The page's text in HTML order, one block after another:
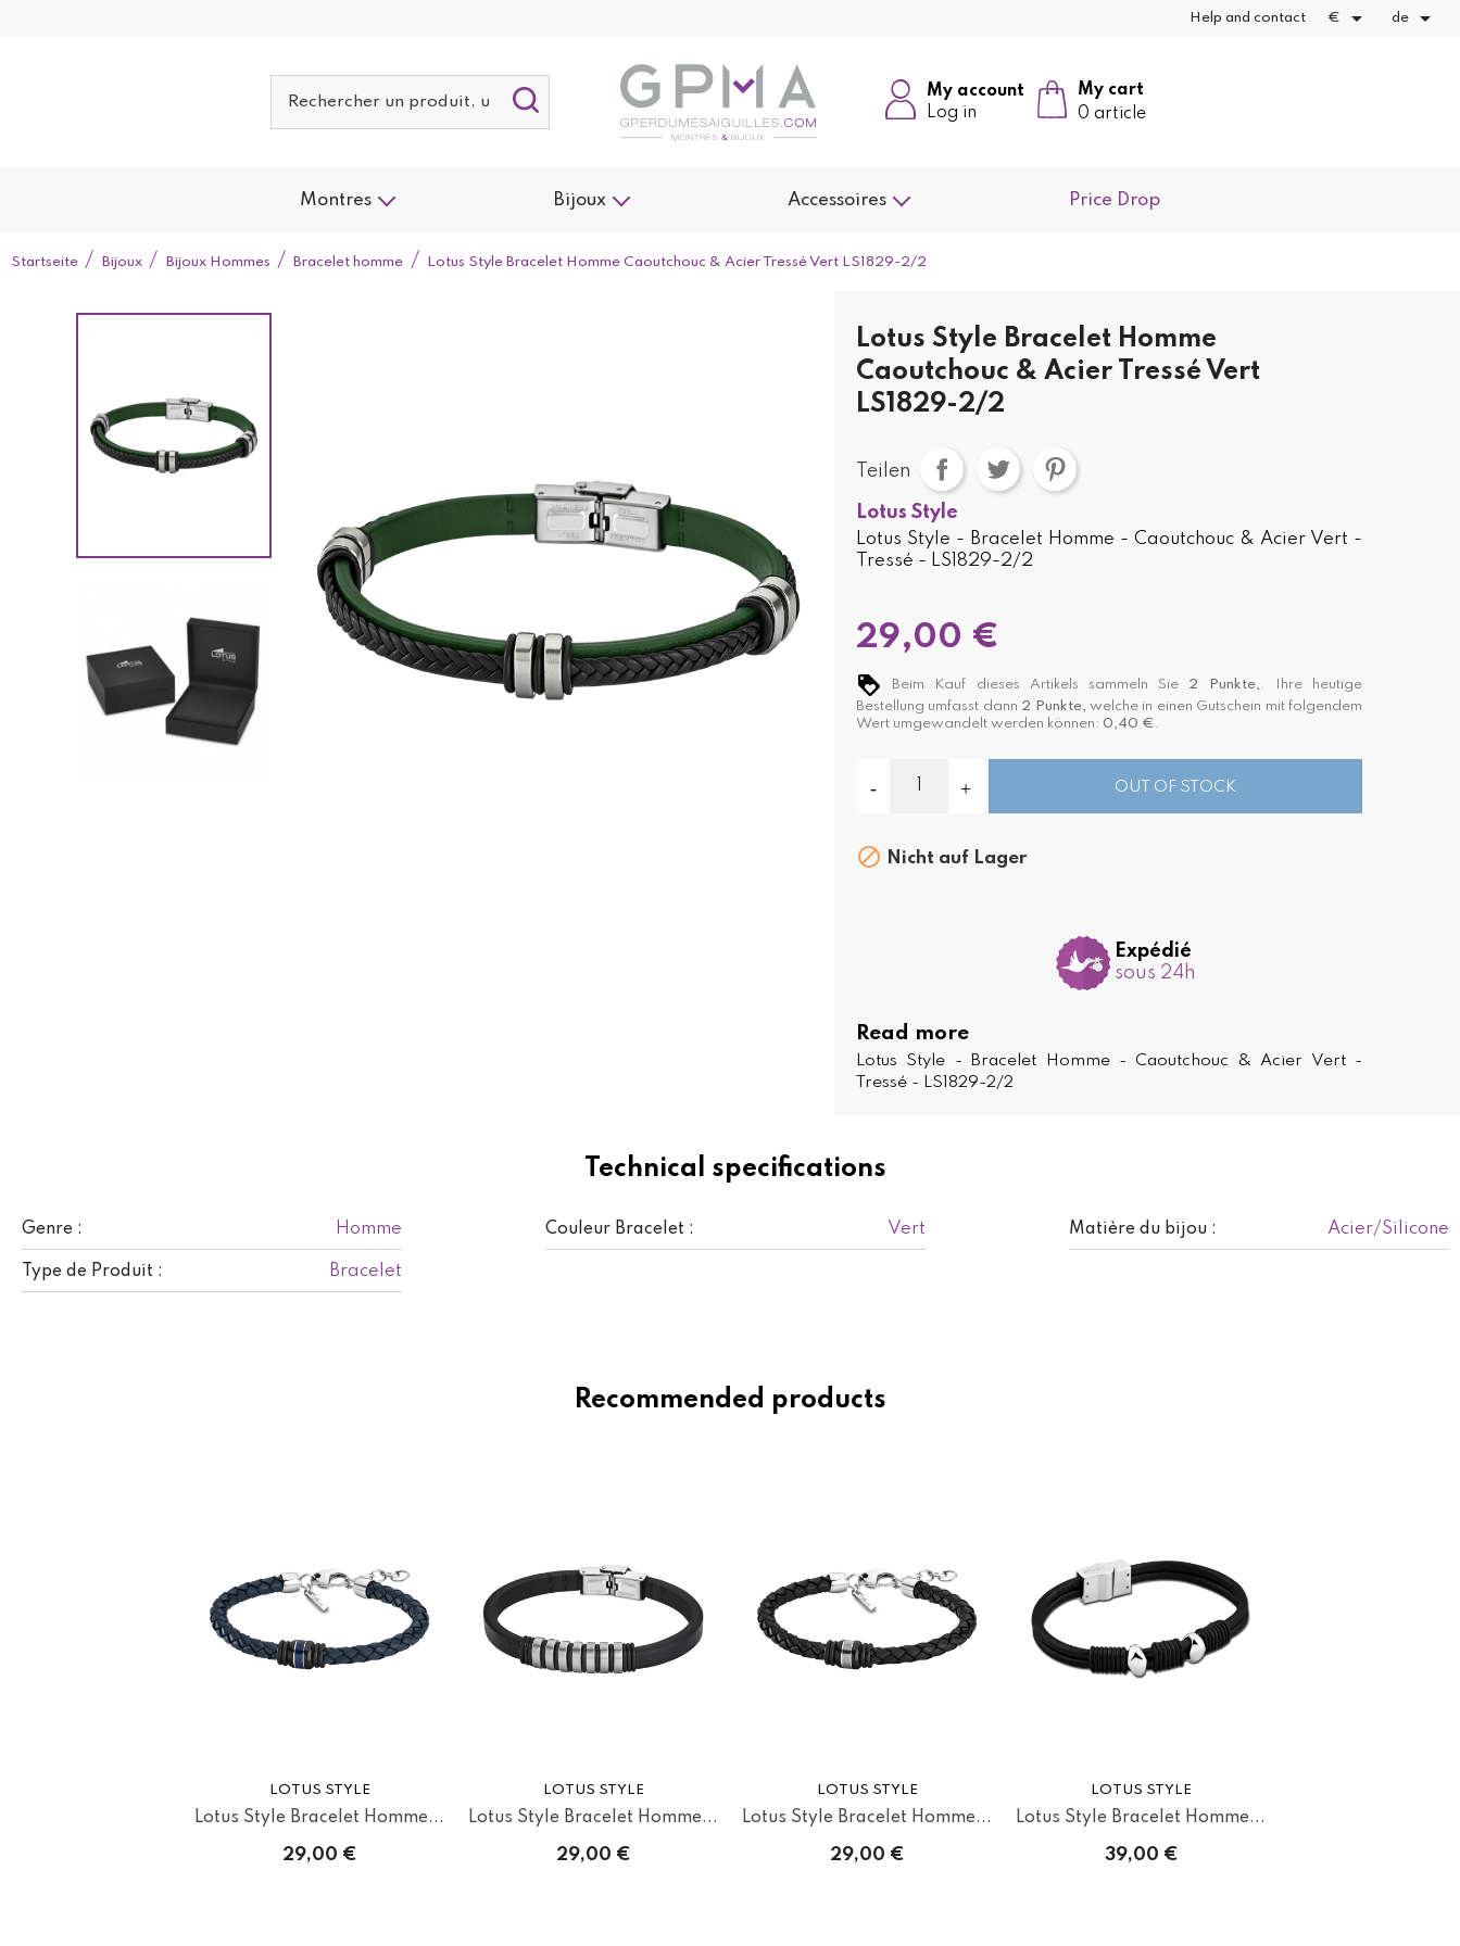
Help and contact €  de 
My cart
0 article
My account
Log in
Montres Bijoux Accessoires Price Drop
Startseite Bijoux Bijoux Hommes Bracelet homme Lotus Style Bracelet Homme Caoutchouc & Acier Tressé Vert LS1829-2/2
Technical specifications
Genre : Homme Couleur Bracelet : Vert Matière du bijou : Acier/Silicone
Type de Produit : Bracelet
Lotus Style Bracelet Homme
Caoutchouc & Acier Tressé Vert
LS1829-2/2
Teilen
Lotus Style
Lotus Style - Bracelet Homme - Caoutchouc & Acier Vert -
Tressé - LS1829-2/2
29,00 €
Beim Kauf dieses Artikels sammeln Sie 2 Punkte, . Ihre heutige
Bestellung umfasst dann 2 Punkte, welche in einen Gutschein mit folgendem
Wert umgewandelt werden können: 0,40 € .
OUT OF STOCK
 Nicht auf Lager
Expédié
sous 24h
Read more
Lotus Style - Bracelet Homme - Caoutchouc & Acier Vert -
Tressé - LS1829-2/2
Recommended products
LOTUS STYLE
Lotus Style Bracelet Homme...
29,00 €
LOTUS STYLE
Lotus Style Bracelet Homme...
29,00 €
LOTUS STYLE
Lotus Style Bracelet Homme...
29,00 €
LOTUS STYLE
Lotus Style Bracelet Homme...
39,00 €